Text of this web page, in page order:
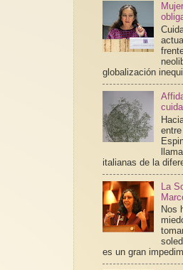
globalización
italianas de la
La
Nos
es un gran